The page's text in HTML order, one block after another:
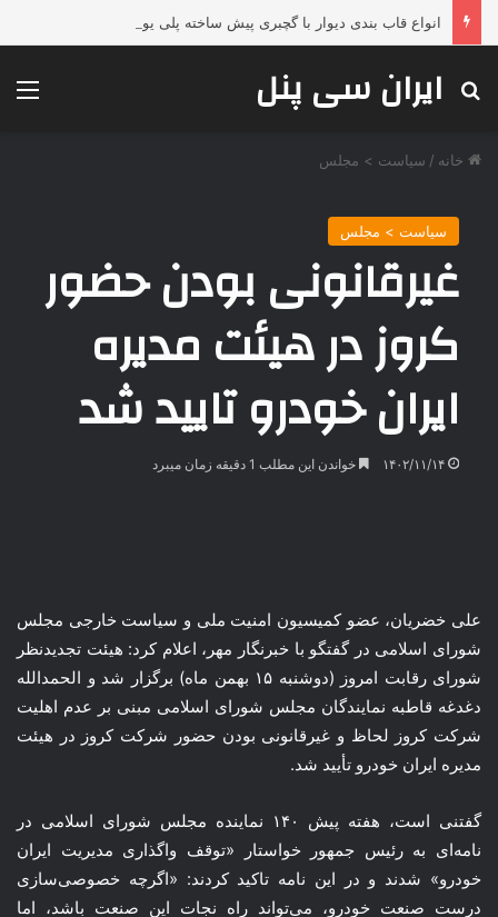
ایران سی پنل
جستجو برای
خانه / سیاست > مجلس
سیاست > مجلس
غیرقانونی بودن حضور
کروز در هیئت مدیره
ایران‌ خودرو تایید شد
۱۴۰۲/۱۱/۱۴ خواندن این مطلب 1 دقیقه زمان میبرد
علی خضریان، عضو کمیسیون امنیت ملی و سیاست خارجی مجلس
شورای اسلامی در گفتگو با خبرنگار مهر، اعلام کرد: هیئت تجدیدنظر
شورای رقابت امروز (دوشنبه ۱۵ بهمن ماه) برگزار شد و الحمدالله
دغدغه قاطبه نمایندگان مجلس شورای اسلامی مبنی بر عدم اهلیت
شرکت کروز لحاظ و غیرقانونی بودن حضور شرکت کروز در هیئت
مدیره ایران خودرو تأیید شد.
گفتنی است، هفته پیش ۱۴۰ نماینده مجلس شورای اسلامی در
نامه‌ای به رئیس جمهور خواستار «توقف واگذاری مدیریت ایران
خودرو» شدند و در این نامه تاکید کردند: «اگرچه خصوصی‌سازی
درست صنعت خودرو، می‌تواند راه نجات این صنعت باشد، اما